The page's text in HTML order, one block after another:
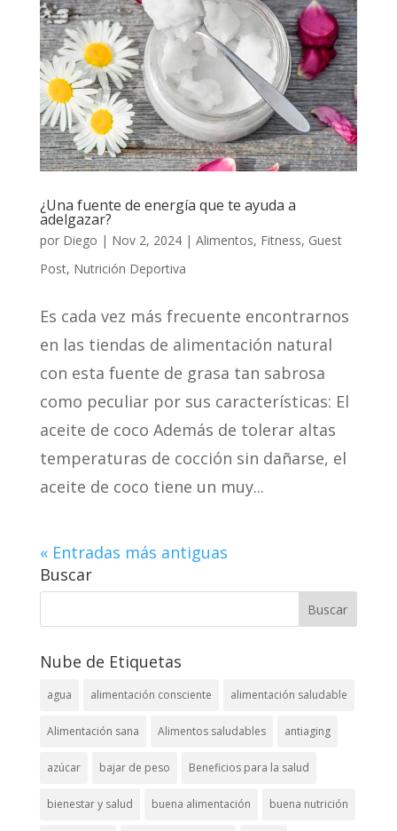
¿Una fuente de energía que te ayuda a
adelgazar?
por Diego | Nov 2, 2024| Alimentos, Fitness, Guest
Post, Nutrición Deportiva
Es cada vez más frecuente encontrarnos
en las tiendas de alimentación natural
con esta fuente de grasa tan sabrosa
como peculiar por sus características: El
aceite de coco Además de tolerar altas
temperaturas de cocción sin dañarse, el
aceite de coco tiene un muy...
« Entradas más antiguas
Buscar
Nube de Etiquetas
agua alimentación consciente alimentación saludable
Alimentación sana Alimentos saludables antiaging
azúcar bajar de peso Beneficios para la salud
bienestar y salud buena alimentación buena nutrición